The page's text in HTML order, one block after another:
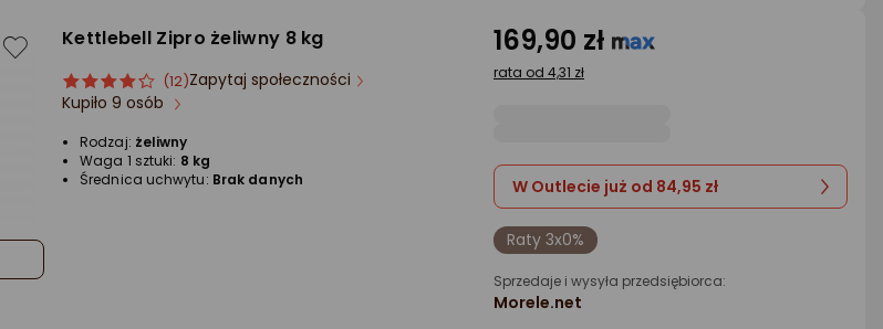
Kettlebell Zipro żeliwny 8 kg
ocena
produktu
gwiazdki
Ocena
produktu
(12)Zapytaj społeczności
Kupiło 9 osób
Rodzaj: żeliwny
Waga 1 sztuki: 8 kg
Średnica uchwytu: Brak danych
169,90 zł
rata od 4,31 zł
Raty 3x0%
W Outlecie już od 84,95 zł
Sprzedaje i wysyła przedsiębiorca:
Morele.net